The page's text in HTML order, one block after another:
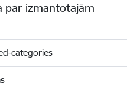
par izmantotajām
categories